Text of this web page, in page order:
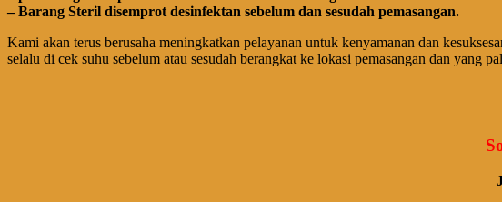
– Barang Steril disemprot desinfektan sebelum dan sesudah pemasangan.
Kami akan terus berusaha meningkatkan pelayanan untuk kenyamanan dan
selalu di cek suhu sebelum atau sesudah berangkat ke lokasi pemasangan dan yang